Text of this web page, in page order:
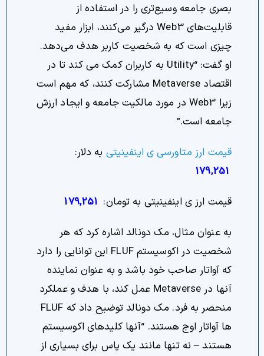
بصری جامعه وسیع‌تری را در استفاده از
قابلیت‌های Web3 درگیر می‌کنند، ابزار مفید
چیزی است که به شخصیت کاربر هدف می‌دهد.
او گفت: “Utility به کاربران کمک می کند تا در
اقتصاد Metaverse مشارکت کنند، که مهم است
زیرا Web3 در مورد مالکیت جامعه و ایجاد ارزش
جامعه است.”
قیمت ارز متاورسی ی اینفینیتی به دلار:
179,251
قیمت ارز ی اینفینیتی به تومان: 179,251
به عنوان مثال، مک دونالد اشاره کرد که هر
شخصیت در اکوسیستم FLUF این توانایی را دارد
که آواتار صاحب خود باشد و به عنوان نماینده
آنها در Metaverse عمل کند، با هدف و عملکرد
منحصر به فرد. مک دونالد توضیح داد که FLUF
ها آواتار اوج هستند. “آنها کلیدهای اکوسیستم
هستند – نه تنها مانند یک پاس برای بسیاری از